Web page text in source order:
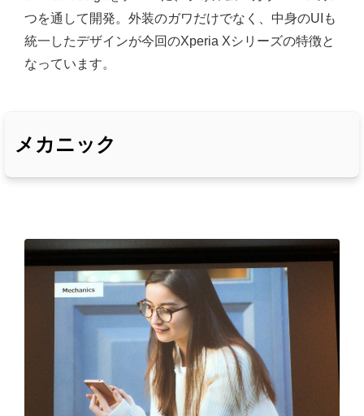
つを通して開発。外装のガワだけでなく、中身のUIも
統一したデザインが今回のXperia Xシリーズの特徴と
なっています。
メカニック